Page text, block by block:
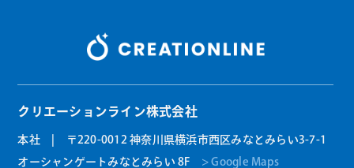
クリエーションライン株式会社
本社 | 〒220-0012 神奈川県横浜市西区みなとみらい3-7-1
オーシャンゲートみなとみらい 8F > Google Maps